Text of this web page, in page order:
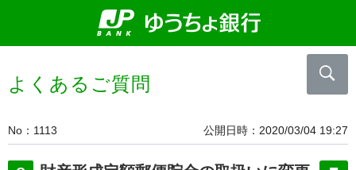
よくあるご質問
No 1113 公開日時 2020/03/04 19:27